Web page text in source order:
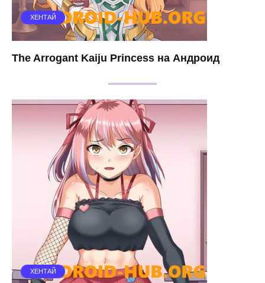
ХЕНТАЙ
The Arrogant Kaiju Princess на Андроид
ХЕНТАЙ